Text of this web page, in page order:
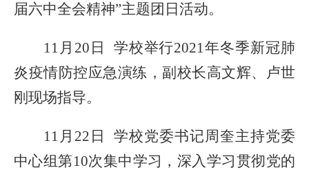
届六中全会精神”主题团日活动。
11月20日 学校举行2021年冬季新冠肺
炎疫情防控应急演练，副校长高文辉、卢世
刚现场指导。
11月22日 学校党委书记周奎主持党委
中心组第10次集中学习，深入学习贯彻党的